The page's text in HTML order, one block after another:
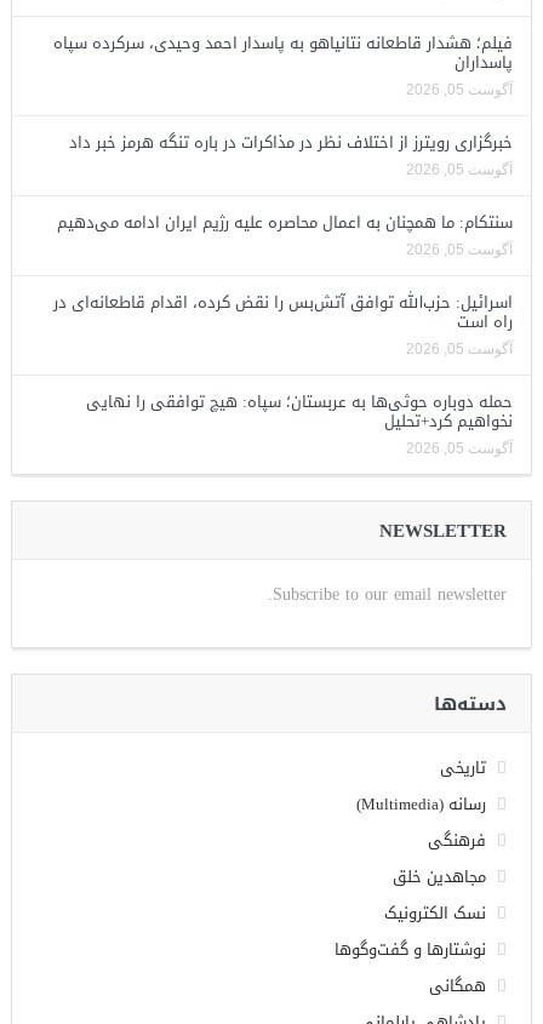
فیلم؛ هشدار قاطعانه نتانیاهو به پاسدار احمد وحیدی، سرکرده سپاه
پاسداران
آگوست 05, 2026
خبرگزاری رویترز از اختلاف نظر در مذاکرات در باره تنگه هرمز خبر داد
آگوست 05, 2026
سنتکام: ما همچنان به اعمال محاصره علیه رژیم ایران ادامه می‌دهیم
آگوست 05, 2026
اسرائیل: حزب‌الله توافق آتش‌بس را نقض کرده، اقدام قاطعانه‌ای در
راه است
آگوست 05, 2026
حمله دوباره حوثی‌ها به عربستان؛ سپاه: هیچ توافقی را نهایی
نخواهیم کرد+تحلیل
آگوست 05, 2026
NEWSLETTER
Subscribe to our email newsletter.
دسته‌ها
تاریخی
رسانه (Multimedia)
فرهنگی
مجاهدین خلق
نسک الکترونیک
نوشتارها و گفت‌وگوها
همگانی